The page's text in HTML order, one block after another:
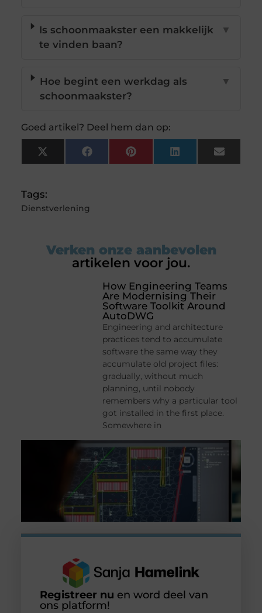
Is schoonmaakster een makkelijk
te vinden baan?
▼
Hoe begint een werkdag als
schoonmaakster?
▼
Goed artikel? Deel hem dan op:
X
(Twitter)
FacebookPinterestLinkedInEmail
Tags:
Dienstverlening
Verken onze aanbevolen
artikelen voor jou.
How Engineering Teams
Are Modernising Their
Software Toolkit Around
AutoDWG
Engineering and architecture
practices tend to accumulate
software the same way they
accumulate old project files:
gradually, without much
planning, until nobody
remembers why a particular tool
got installed in the first place.
Somewhere in
Registreer nu en word deel van
ons platform!